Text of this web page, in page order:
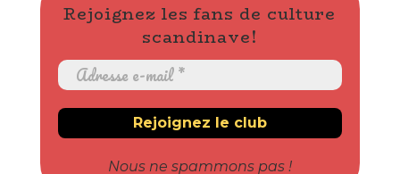
Rejoignez les fans de culture
scandinave!
Nous ne spammons pas !